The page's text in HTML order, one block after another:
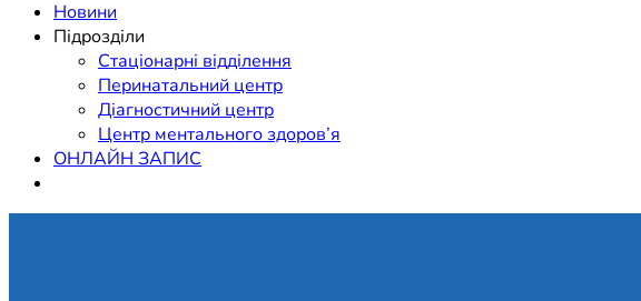
Новини
Підрозділи
Стаціонарні відділення
Перинатальний центр
Діагностичний центр
Центр ментального здоров’я
ОНЛАЙН ЗАПИС